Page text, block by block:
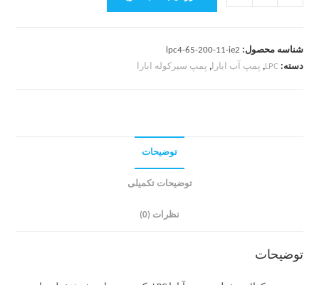
شناسه محصول: lpc4-65-200-11-ie2
دسته: LPC
, پمپ آب ابارا, پمپ سیرکوله ابارا
توضیحات
توضیحات تکمیلی
نظرات (0)
توضیحات